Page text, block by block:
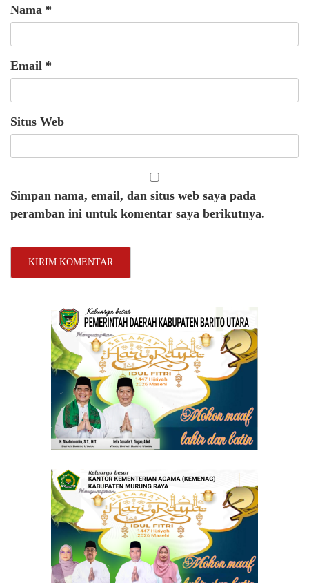
Nama *
Email *
Situs Web
Simpan nama, email, dan situs web saya pada
peramban ini untuk komentar saya berikutnya.